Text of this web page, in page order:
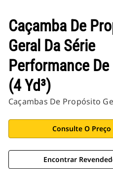
Caçamba De
Geral Da Série
Performance De
(4 Yd³)
Caçambas De Propósito
Consulte O Preço
Encontrar